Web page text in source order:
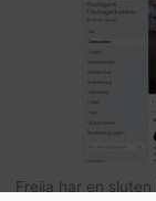
Freija har en sluten